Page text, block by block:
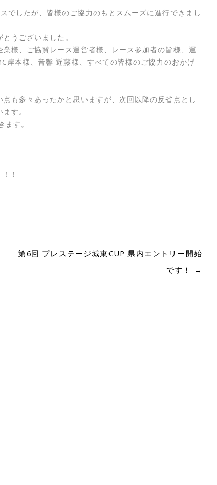
でしたが、皆様のご協力のもとスムーズに進行できまし
うございました。
様、ご協賛レース運営者様、レース参加者の皆様、運
岸本様、音響 近藤様、すべての皆様のご協力のおかげ
も多々あったかと思いますが、次回以降の反省点とし
す。
す。
！
第6回 プレステージ城東CUP 県内エントリー開始
です！
→